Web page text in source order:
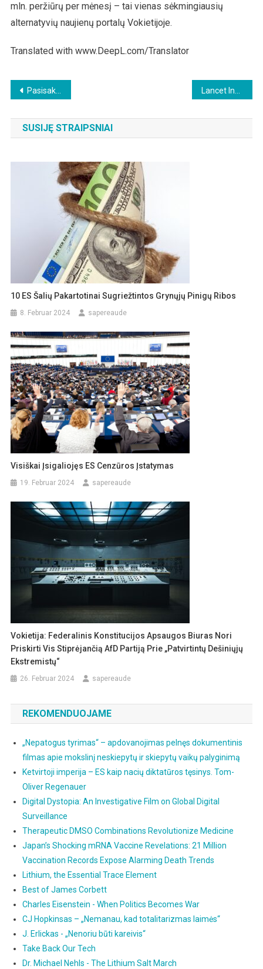
mln. peržiūrų per mėnesį – tai vienas sėkmingiausių
alternatyvių naujienų portalų Vokietijoje.
Translated with www.DeepL.com/Translator
Beitragsnavigation
Pasisakymas už sąmokslo teorijas Lancet Infectious Diseases – COVID-19 bandos imunitetas skiepijant: ar vaikai yra bandoje?
SUSIJĘ STRAIPSNIAI
10 ES Šalių Pakartotinai Sugriežtintos Grynųjų Pinigų Ribos
8. Februar 2024 sapereaude
Visiškai Įsigaliojęs ES Cenzūros Įstatymas
19. Februar 2024 sapereaude
Vokietija: Federalinis Konstitucijos Apsaugos Biuras Nori
Priskirti Vis Stiprėjančią AfD Partiją Prie „patvirtintų Dešiniųjų
Ekstremistų“
26. Februar 2024 sapereaude
REKOMENDUOJAME
„Nepatogus tyrimas“ – apdovanojimas pelnęs dokumentinis
filmas apie mokslinį neskiepytų ir skiepytų vaikų palyginimą
Ketvirtoji imperija – ES kaip nacių diktatūros tęsinys. Tom-
Oliver Regenauer
Digital Dystopia: An Investigative Film on Global Digital
Surveillance
Therapeutic DMSO Combinations Revolutionize Medicine
Japan’s Shocking mRNA Vaccine Revelations: 21 Million
Vaccination Records Expose Alarming Death Trends
Lithium, the Essential Trace Element
Best of James Corbett
Charles Eisenstein - When Politics Becomes War
CJ Hopkinsas – „Nemanau, kad totalitarizmas laimės“
J. Erlickas - „Nenoriu būti kareivis“
Take Back Our Tech
Dr. Michael Nehls - The Lithium Salt March